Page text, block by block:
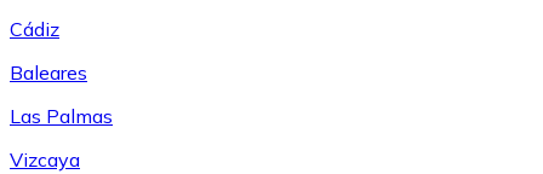
Cádiz
Baleares
Las Palmas
Vizcaya